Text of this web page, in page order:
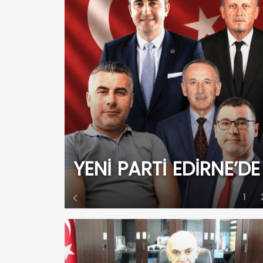
YENİ PARTİ
1